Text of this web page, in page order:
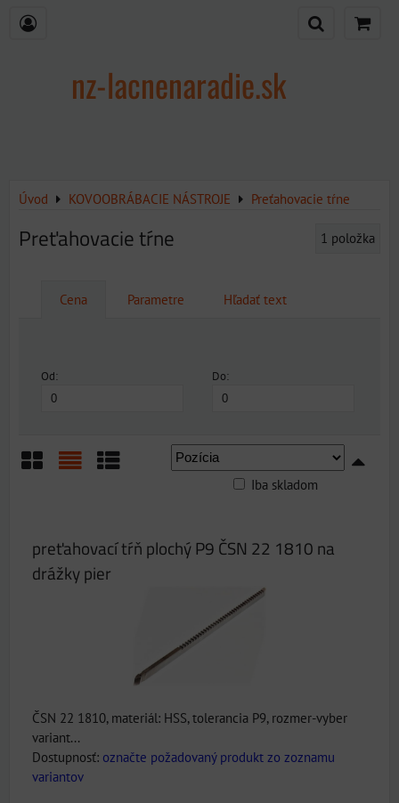
nz-lacnenaradie.sk
Úvod KOVOOBRÁBACIE NÁSTROJE Preťahovacie tŕne
Preťahovacie tŕne 1 položka
Cena Parametre Hľadať text
Od: Do:
Iba skladom
preťahovací tŕň plochý P9 ČSN 22 1810 na
drážky pier
ČSN 22 1810, materiál: HSS, tolerancia P9, rozmer-vyber
variant...
Dostupnosť: označte požadovaný produkt zo zoznamu
variantov